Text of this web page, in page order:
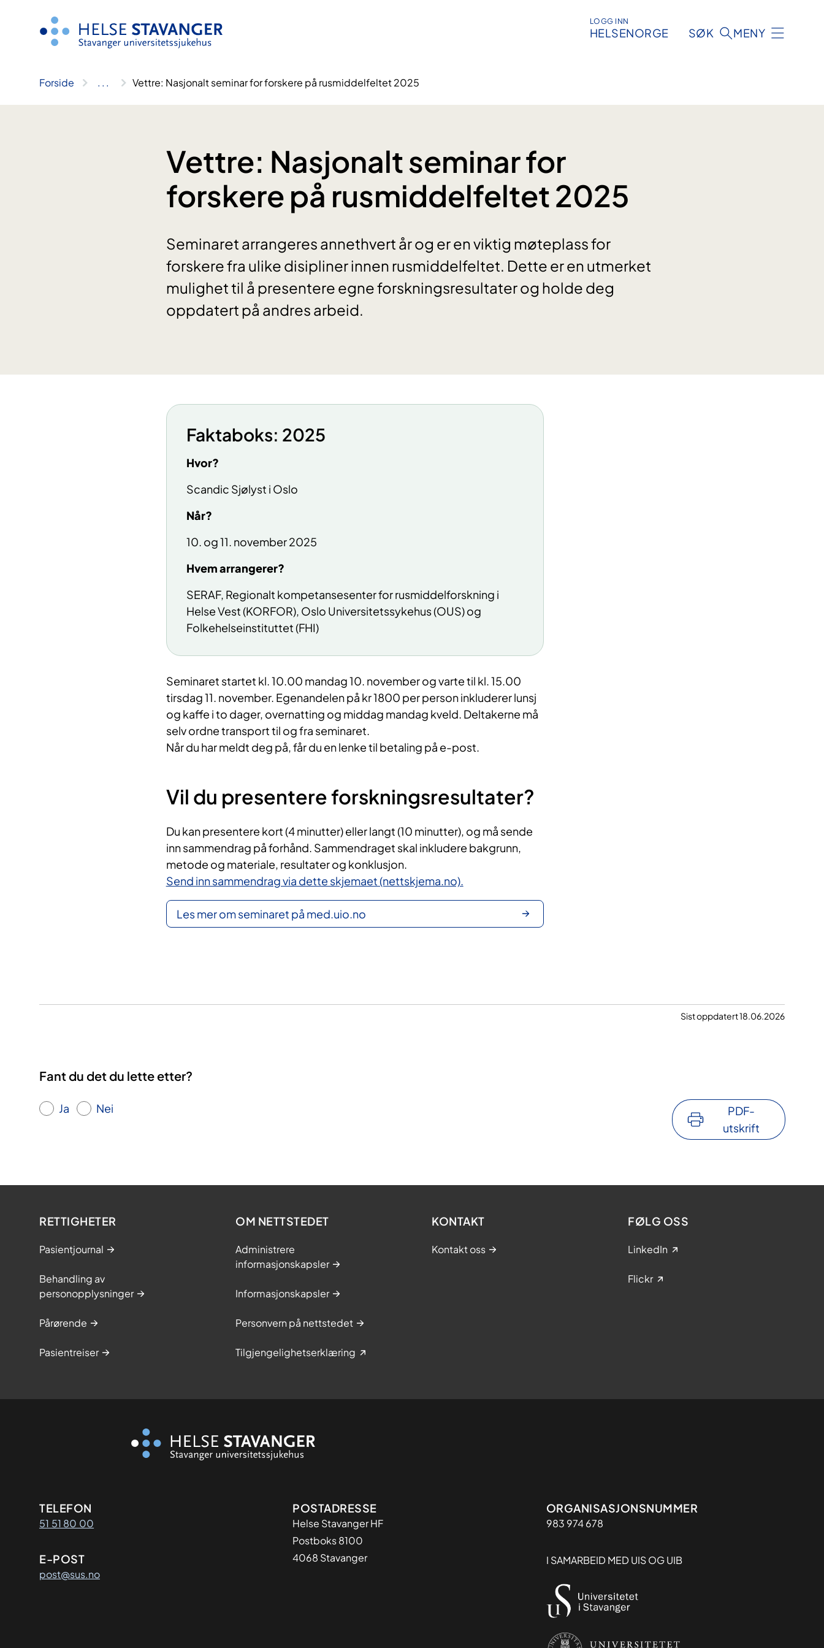
LOGG INN
HELSENORGE SØK MENY
Forside .. . Vettre: Nasjonalt seminar for forskere på rusmiddelfeltet 2025
Vettre: Nasjonalt seminar for
forskere på rusmiddelfeltet 2025
Seminaret arrangeres annethvert år og er en viktig møteplass for
forskere fra ulike disipliner innen rusmiddelfeltet. Dette er en utmerket
mulighet til å presentere egne forskningsresultater og holde deg
oppdatert på andres arbeid.
Faktaboks: 2025
Hvor?
Scandic Sjølyst i Oslo
Når?
10. og 11. november 2025
Hvem arrangerer?
SERAF, Regionalt kompetansesenter for rusmiddelforskning i
Helse Vest (KORFOR), Oslo Universitetssykehus (OUS) og
Folkehelseinstituttet (FHI)
Seminaret startet kl. 10.00 mandag 10. november og varte til kl. 15.00
tirsdag 11. november. Egenandelen på kr 1800 per person inkluderer lunsj
og kaffe i to dager, overnatting og middag mandag kveld. Deltakerne må
selv ordne transport til og fra seminaret.
Når du har meldt deg på, får du en lenke til betaling på e-post.
Vil du presentere forskningsresultater?
Du kan presentere kort (4 minutter) eller langt (10 minutter), og må sende
inn sammendrag på forhånd. Sammendraget skal inkludere bakgrunn,
metode og materiale, resultater og konklusjon.
Send inn sammendrag via dette skjemaet (nettskjema.no).
Les mer om seminaret på med.uio.no
Sist oppdatert 18.06.2026
Fant du det du lette etter?
Ja Nei
PDF-
utskrift
RETTIGHETER
Pasientjournal
Behandling av
personopplysninger
Pårørende
Pasientreiser
OM NETTSTEDET
Administrere
informasjonskapsler
Informasjonskapsler
Personvern på nettstedet
Tilgjengelighetserklæring
KONTAKT
Kontakt oss
FØLG OSS
LinkedIn
Flickr
Kontaktinformasjon
TELEFON
51 51 80 00
E-POST
post@sus.no
Adresse
POSTADRESSE
Helse Stavanger HF
Postboks 8100
4068 Stavanger
Organisasjon
ORGANISASJONSNUMMER
983 974 678
I SAMARBEID MED UIS OG UIB